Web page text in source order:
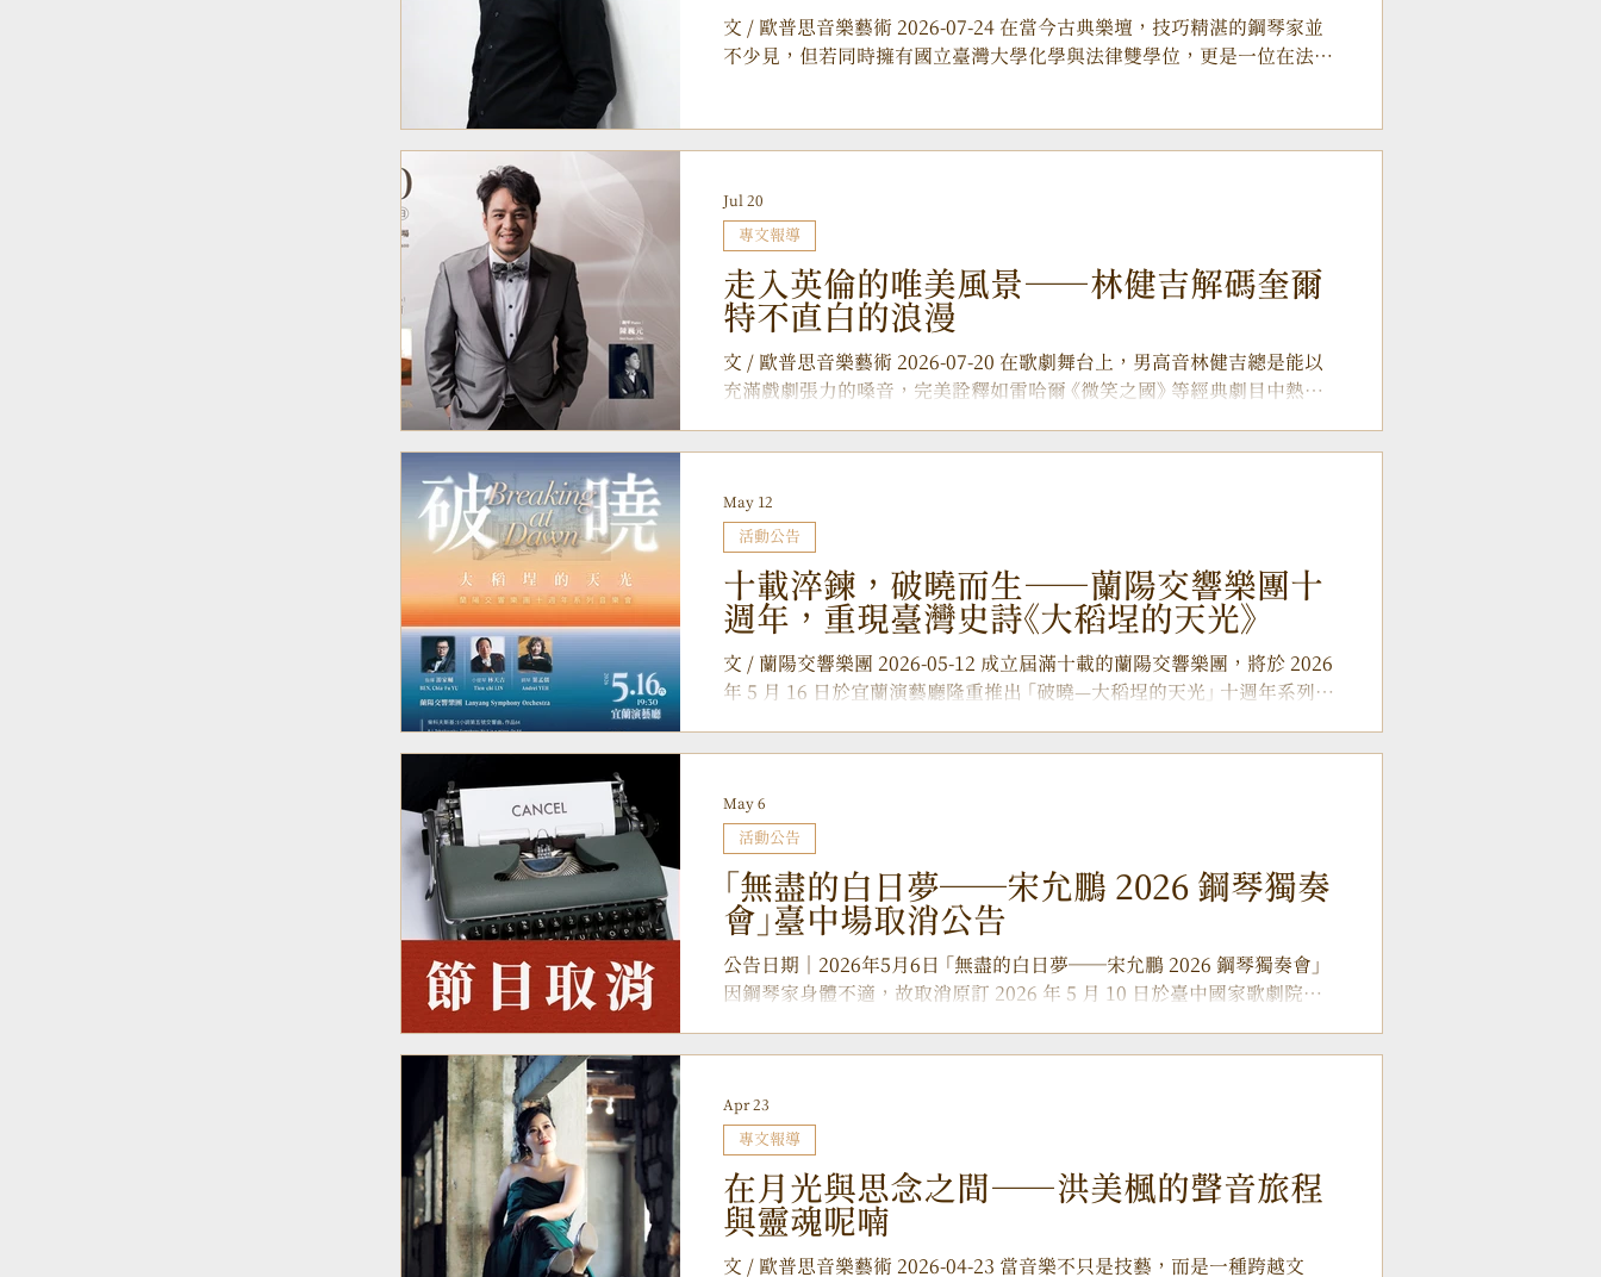
洋、選擇定居香港？團名「Metro」靈感來自城市的脈動與地下鐵的穿梭
——他們期許自己的歌聲能像捷運一樣，無遠弗屆地穿梭在不同的城市與
文化的深厚底蘊與熱情
文 / 歐普思音樂藝術 2026-07-24 在當今古典樂壇，技巧精湛的鋼琴家並
不少見，但若同時擁有國立臺灣大學化學與法律雙學位，更是一位在法庭
來 《李斯特巡禮》 鋼琴獨奏會 從雷雨中的莫札特，到法庭外的鋼琴家 任俞
仲的音樂旅程，始於四歲時在鋼琴底下聆聽母親彈奏的溫柔時光。兒時的
他對聲音有著極高敏銳度，只要聽過錄音帶，便能在琴鍵上摸索出正確的
音符。一段令人莞爾的童年軼事是：某次家中打雷，年幼的他因心生畏
懼，竟邊哭邊用力彈奏莫札特 《C大調奏鳴曲》 （K.545），試圖以龐大的
告了日後舞台上極具張力的演奏風格。 七歲時，他拜入吳季札教授門下。
在觀看鋼琴大師李希特（Sviatoslav...
走入英倫的唯美風景——林健吉解碼奎爾
特不直白的浪漫
文 / 歐普思音樂藝術 2026-07-20 在歌劇舞台上，男高音林健吉總是能以
充滿戲劇張力的嗓音，完美詮釋如雷哈爾 《微笑之國》 等經典劇目中熱烈
即將邁入知天命之年的林健吉，這次將卸下華麗的戲服，帶領聽眾走入英
久，林健吉經過漫長的沉澱與盤整，再次回歸藝術歌曲的領域。對他而
言，藝術歌曲不若歌劇那般直白，需要人生閱歷的淬鍊，才能咀嚼出文字
謊。」林健吉如此說道，唯有用最真實的自己，才能駕馭這些細緻且內斂
的作品。 ▲ 男高音林健吉睽違多年，將於高雄衛武營與臺中國家歌劇院
魅力》 全場聚焦於英國作曲家羅傑·奎爾特（Roger Quilter, 1877-1953）
的作品。奎爾特出身優渥，父親是家財萬貫的股票經紀人，晚年更受封為
男爵，讓他自幼便浸潤在充裕而典雅的環境中。他曾赴德國學習作曲，創
專文報導
Jul 20
十載淬鍊，破曉而生——蘭陽交響樂團十
週年，重現臺灣史詩《大稻埕的天光》
文 / 蘭陽交響樂團 2026-05-12 成立屆滿十載的蘭陽交響樂團，將於 2026
年 5 月 16 日於宜蘭演藝廳隆重推出 「破曉—大稻埕的天光」 十週年系列音
林天吉與鋼琴家葉孟儒同台聯袂，以磅礡的經典樂章與深刻的本土創作，
響樂團，將推出十週年系列音樂會。 本場音樂會以「破曉」為核心意象，象
徵在長年累積後的光亮初現。節目亮點首推臺灣作曲家石青如的代表作：
稻埕的歷史風雲與人文地景，透過小提琴、鋼琴與樂團之間細膩的對話，
勾勒出城市甦醒時的光影流轉，傳遞出濃烈的在地情感與深沉的時代語
厚的詮釋根基。時隔多年再度凝視這部史詩作品，不僅象徵樂團在聲音層
次與生命理解上的成熟，更期待在 2026 年的當下，讓這道 「破曉之光」 更
加溫潤且動人心魄。 音樂會下半場，樂團將帶來柴科夫斯基的
活動公告
May 12
「無盡的白日夢──宋允鵬 2026 鋼琴獨奏
會」臺中場取消公告
公告日期｜2026年5月6日 「無盡的白日夢──宋允鵬 2026 鋼琴獨奏會」
因鋼琴家身體不適，故取消原訂 2026 年 5 月 10 日於臺中國家歌劇院小
活動公告
May 6
在月光與思念之間——洪美楓的聲音旅程
與靈魂呢喃
文 / 歐普思音樂藝術 2026-04-23 當音樂不只是技藝，而是一種跨越文
專文報導
Apr 23